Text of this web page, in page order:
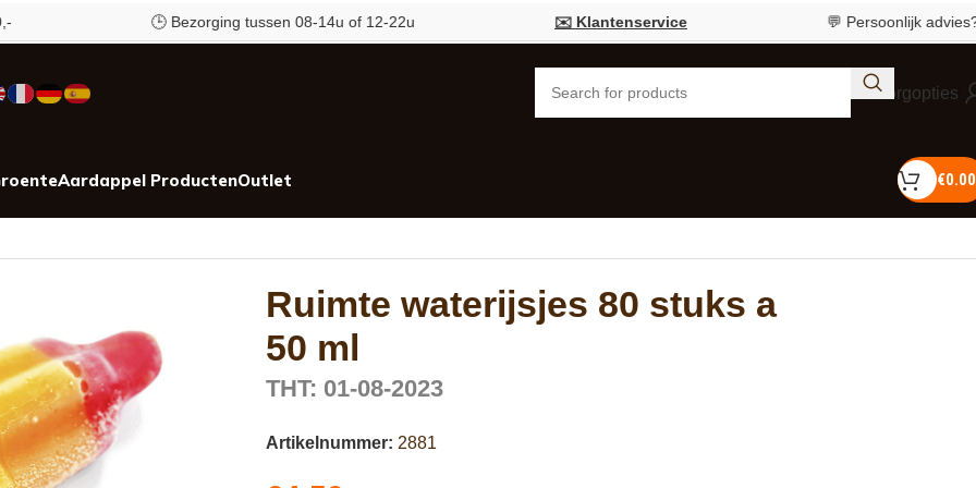
🕒 Bezorging tussen 08-14u of 12-22u ✉️ Klantenservice 💬 Persoonlijk advies?Bel
Bezorgopties
Aardappel ProductenOutlet €0.00
Ruimte waterijsjes 80 stuks a
50 ml
THT: 01-08-2023
Artikelnummer: 2881